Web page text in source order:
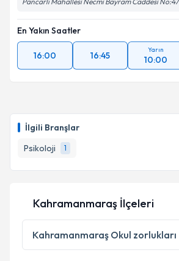
İlgili Branşlar
Psikoloji
1
En Yakın Saatler
16:00 16:45
Yarın
10:00
Kahramanmaraş İlçeleri
Kahramanmaraş Okul zorlukları